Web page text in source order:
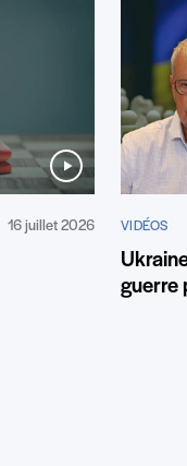
16 juillet 2026 VIDÉOS
guerre